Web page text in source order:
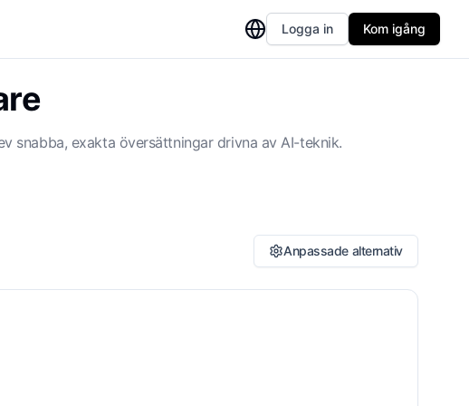
Logga in Kom igång
snabba, exakta översättningar drivna av AI-teknik.
Anpassade alternativ